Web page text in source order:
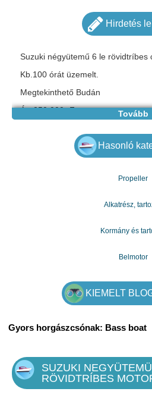
Hirdetés
Suzuki négyütemű 6 le rövidtríbes
Kb.100 órát üzemelt.
Megtekinthető Budán
Ár: 250.000,-Ft
Tovább
Hasonló
Propeller
Alkatrész,
Kormány és
Belmotor
KIEMELT
Gyors horgászcsónak: Bass boat
SUZUKI
RÖVIDTRÍBES